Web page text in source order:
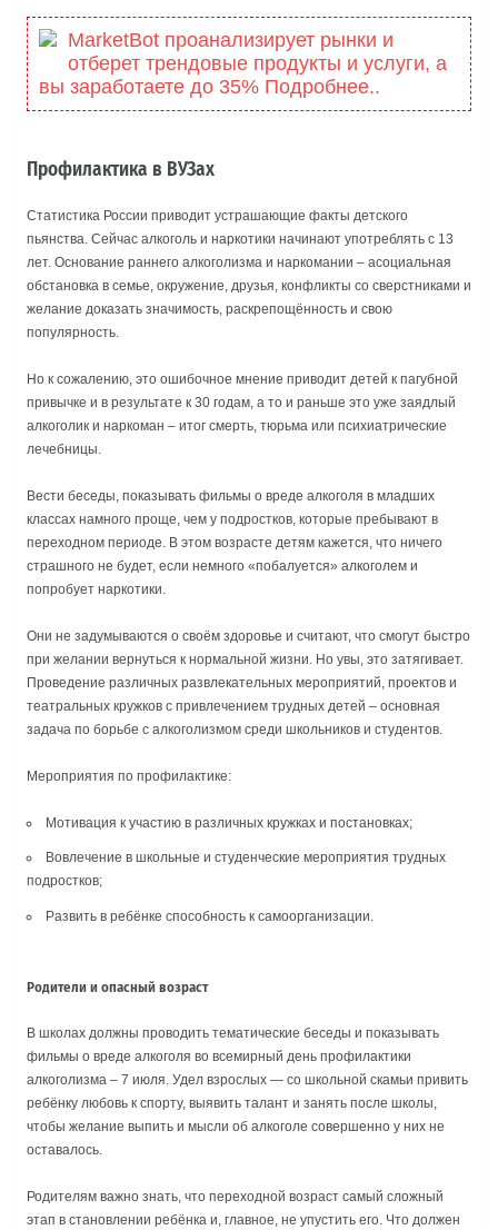
MarketBot проанализирует рынки и
отберет трендовые продукты и услуги, а
вы заработаете до 35% Подробнее..
Профилактика в ВУЗах
Статистика России приводит устрашающие факты детского
пьянства. Сейчас алкоголь и наркотики начинают употреблять с 13
лет. Основание раннего алкоголизма и наркомании – асоциальная
обстановка в семье, окружение, друзья, конфликты со сверстниками и
желание доказать значимость, раскрепощённость и свою
популярность.
Но к сожалению, это ошибочное мнение приводит детей к пагубной
привычке и в результате к 30 годам, а то и раньше это уже заядлый
алкоголик и наркоман – итог смерть, тюрьма или психиатрические
лечебницы.
Вести беседы, показывать фильмы о вреде алкоголя в младших
классах намного проще, чем у подростков, которые пребывают в
переходном периоде. В этом возрасте детям кажется, что ничего
страшного не будет, если немного «побалуется» алкоголем и
попробует наркотики.
Они не задумываются о своём здоровье и считают, что смогут быстро
при желании вернуться к нормальной жизни. Но увы, это затягивает.
Проведение различных развлекательных мероприятий, проектов и
театральных кружков с привлечением трудных детей – основная
задача по борьбе с алкоголизмом среди школьников и студентов.
Мероприятия по профилактике:
Мотивация к участию в различных кружках и постановках;
Вовлечение в школьные и студенческие мероприятия трудных
подростков;
Развить в ребёнке способность к самоорганизации.
Родители и опасный возраст
В школах должны проводить тематические беседы и показывать
фильмы о вреде алкоголя во всемирный день профилактики
алкоголизма – 7 июля. Удел взрослых — со школьной скамьи привить
ребёнку любовь к спорту, выявить талант и занять после школы,
чтобы желание выпить и мысли об алкоголе совершенно у них не
оставалось.
Родителям важно знать, что переходной возраст самый сложный
этап в становлении ребёнка и, главное, не упустить его. Что должен